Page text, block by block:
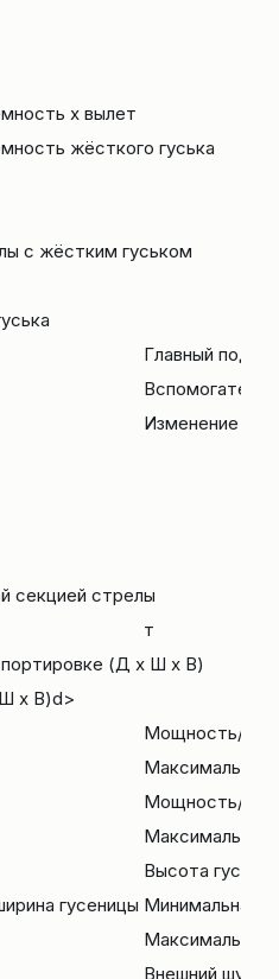
x вылет
жёсткого гуська
с жёстким гуськом
Главный
Изменение
секцией стрелы
т
(Д x Ш x В)
x В)d>
Мощность/
Максимальный
Мощность/
Максимальный
гусеницы
Высота
Минимальная
Максимальная
Внешний шум